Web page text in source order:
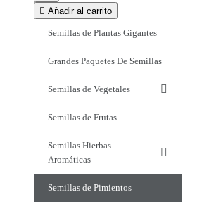
 Añadir al carrito
Semillas de Plantas Gigantes
Grandes Paquetes De Semillas
Semillas de Vegetales
Semillas de Frutas
Semillas Hierbas
Aromáticas
Semillas de Pimientos